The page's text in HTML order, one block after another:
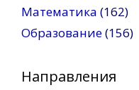
Математика (162)
Образование(156)
Направления